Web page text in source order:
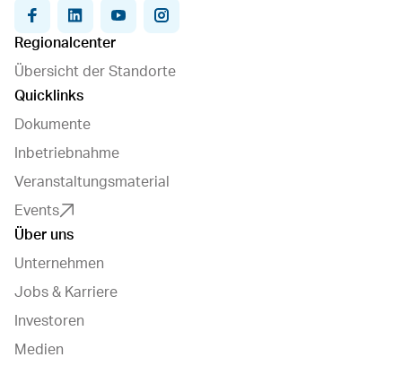
facebooklinkedin youtubeinstagram
Regionalcenter
Übersicht der Standorte
Quicklinks
Dokumente
Inbetriebnahme
Veranstaltungsmaterial
Events
Über uns
Unternehmen
Jobs & Karriere
Investoren
Medien